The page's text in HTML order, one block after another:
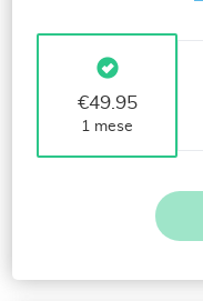
€49.95
1 mese